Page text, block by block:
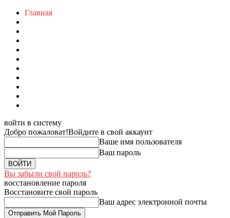
Главная
войти в систему
Добро пожаловат!Войдите в свой аккаунт
Ваше имя пользователя
Ваш пароль
Вы забыли свой пароль?
восстановление пароля
Восстановите свой пароль
Ваш адрес электронной почты